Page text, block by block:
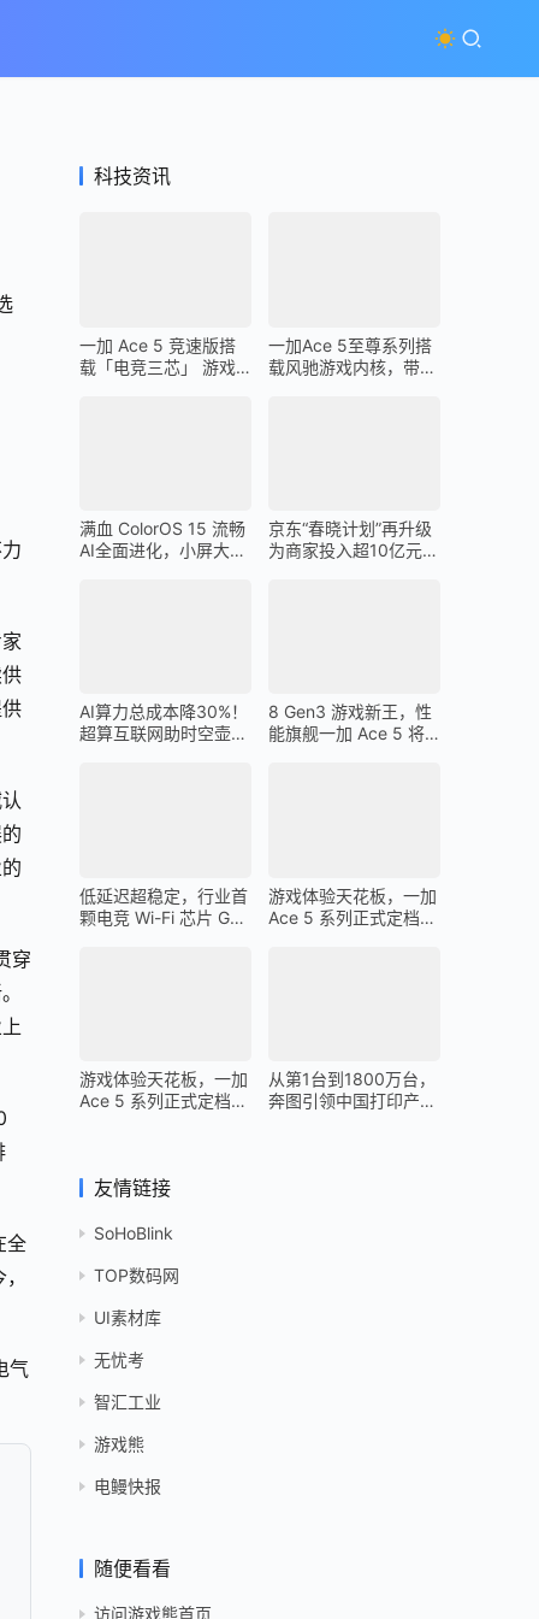
穿
全
气
科技资讯
一加 Ace 5 竞速版搭
载「电竞三芯」 游戏
一加Ace 5至尊系列搭
载风驰游戏内核，带来
满血 ColorOS 15 流畅
AI全面进化，小屏大魔
京东“春晓计划”再升级
为商家投入超10亿元广
AI算力总成本降30%！
超算互联网助时空壶高
8 Gen3 游戏新王，性
能旗舰一加 Ace 5 将
低延迟超稳定，行业首
颗电竞 Wi-Fi 芯片 G1
游戏体验天花板，一加
Ace 5 系列正式定档
游戏体验天花板，一加
Ace 5 系列正式定档
从第1台到1800万台，
奔图引领中国打印产业
友情链接
SoHoBlink
TOP数码网
UI素材库
无忧考
智汇工业
游戏熊
电鳗快报
随便看看
访问游戏熊首页